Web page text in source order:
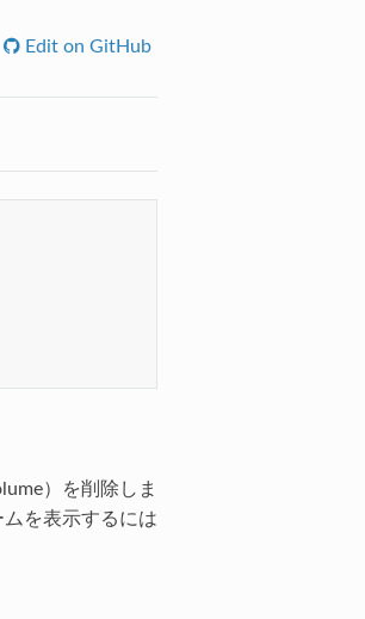
Edit on GitHub
）を削除しま
を表示するには